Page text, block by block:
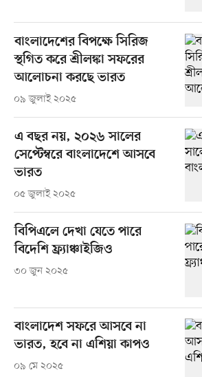
বাংলাদেশের বিপক্ষে সিরিজ
স্থগিত করে শ্রীলঙ্কা সফরের
আলোচনা করছে ভারত
০৯ জুলাই ২০২৫
এ বছর নয়, ২০২৬ সালের
সেপ্টেম্বরে বাংলাদেশে আসবে
ভারত
০৫ জুলাই ২০২৫
বিপিএলে দেখা যেতে পারে
বিদেশি ফ্র্যাঞ্চাইজিও
৩০ জুন ২০২৫
বাংলাদেশ সফরে আসবে না
ভারত, হবে না এশিয়া কাপও
০৯ মে ২০২৫